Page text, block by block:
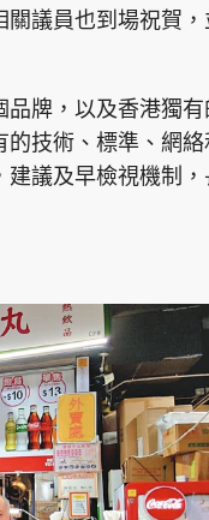
議員也到場祝賀
品牌，以及香港獨
技術、標準、網絡
議及早檢視機制